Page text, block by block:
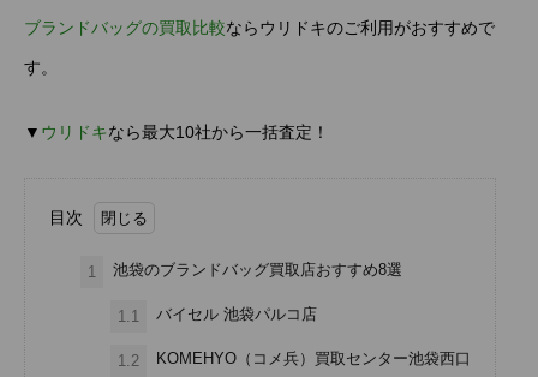
ブランドバッグの買取比較ならウリドキのご利用がおすすめで
す。
▼ ウリドキなら最大10社から一括査定！
目次
1 池袋のブランドバッグ買取店おすすめ8選
1.1 バイセル 池袋パルコ店
1.2 KOMEHYO（コメ兵）買取センター池袋西口